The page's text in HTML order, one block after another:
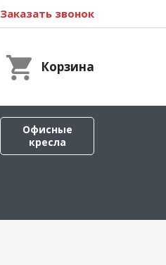
Заказать звонок
Корзина
Офисные
кресла